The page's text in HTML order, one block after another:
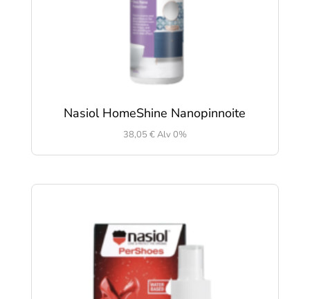
Nasiol HomeShine Nanopinnoite
38,05 €Alv 0%